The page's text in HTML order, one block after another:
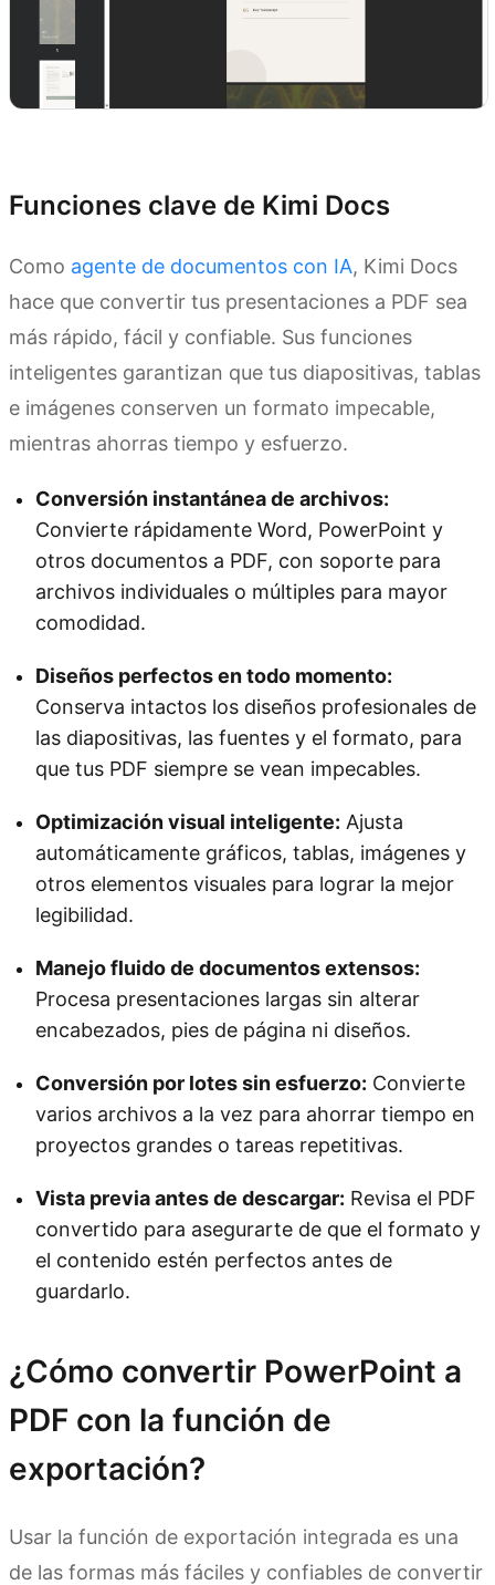
Funciones clave de Kimi Docs
Como agente de documentos con IA, Kimi Docs
hace que convertir tus presentaciones a PDF sea
más rápido, fácil y confiable. Sus funciones
inteligentes garantizan que tus diapositivas, tablas
e imágenes conserven un formato impecable,
mientras ahorras tiempo y esfuerzo.
Conversión instantánea de archivos:
Convierte rápidamente Word, PowerPoint y
otros documentos a PDF, con soporte para
archivos individuales o múltiples para mayor
comodidad.
Diseños perfectos en todo momento:
Conserva intactos los diseños profesionales de
las diapositivas, las fuentes y el formato, para
que tus PDF siempre se vean impecables.
Optimización visual inteligente: Ajusta
automáticamente gráficos, tablas, imágenes y
otros elementos visuales para lograr la mejor
legibilidad.
Manejo fluido de documentos extensos:
Procesa presentaciones largas sin alterar
encabezados, pies de página ni diseños.
Conversión por lotes sin esfuerzo: Convierte
varios archivos a la vez para ahorrar tiempo en
proyectos grandes o tareas repetitivas.
Vista previa antes de descargar: Revisa el PDF
convertido para asegurarte de que el formato y
el contenido estén perfectos antes de
guardarlo.
¿Cómo convertir PowerPoint a
PDF con la función de
exportación?
Usar la función de exportación integrada es una
de las formas más fáciles y confiables de convertir